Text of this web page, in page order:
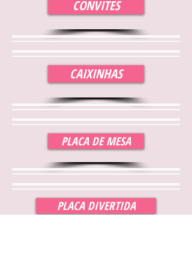
CONVITES
CAIXINHAS
PLACA DE MESA
PLACA DIVERTIDA